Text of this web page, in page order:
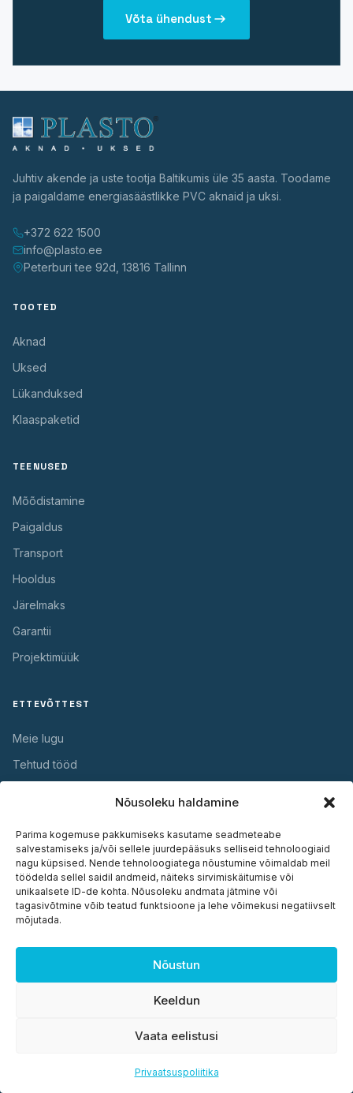
Nõusoleku haldamine
Parima kogemuse pakkumiseks kasutame seadmeteabe
salvestamiseks ja/või sellele juurdepääsuks selliseid tehnoloogiaid
nagu küpsised. Nende tehnoloogiatega nõustumine võimaldab meil
töödelda sellel saidil andmeid, näiteks sirvimiskäitumise või
unikaalsete ID-de kohta. Nõusoleku andmata jätmine või
tagasivõtmine võib teatud funktsioone ja lehe võimekusi negatiivselt
mõjutada.
Nõustun
Keeldun
Vaata eelistusi
Privaatsuspoliitika
Võta ühendust
Juhtiv akende ja uste tootja Baltikumis üle 35 aasta. Toodame
ja paigaldame energiasäästlikke PVC aknaid ja uksi.
+372 622 1500
info@plasto.ee
Peterburi tee 92d, 13816 Tallinn
TOOTED
Aknad
Uksed
Lükanduksed
Klaaspaketid
TEENUSED
Mõõdistamine
Paigaldus
Transport
Hooldus
Järelmaks
Garantii
Projektimüük
ETTEVÕTTEST
Meie lugu
Tehtud tööd
KASULIK
Garantii
Hooldus
Paigaldus
Dokumendid
Küpsiste seaded